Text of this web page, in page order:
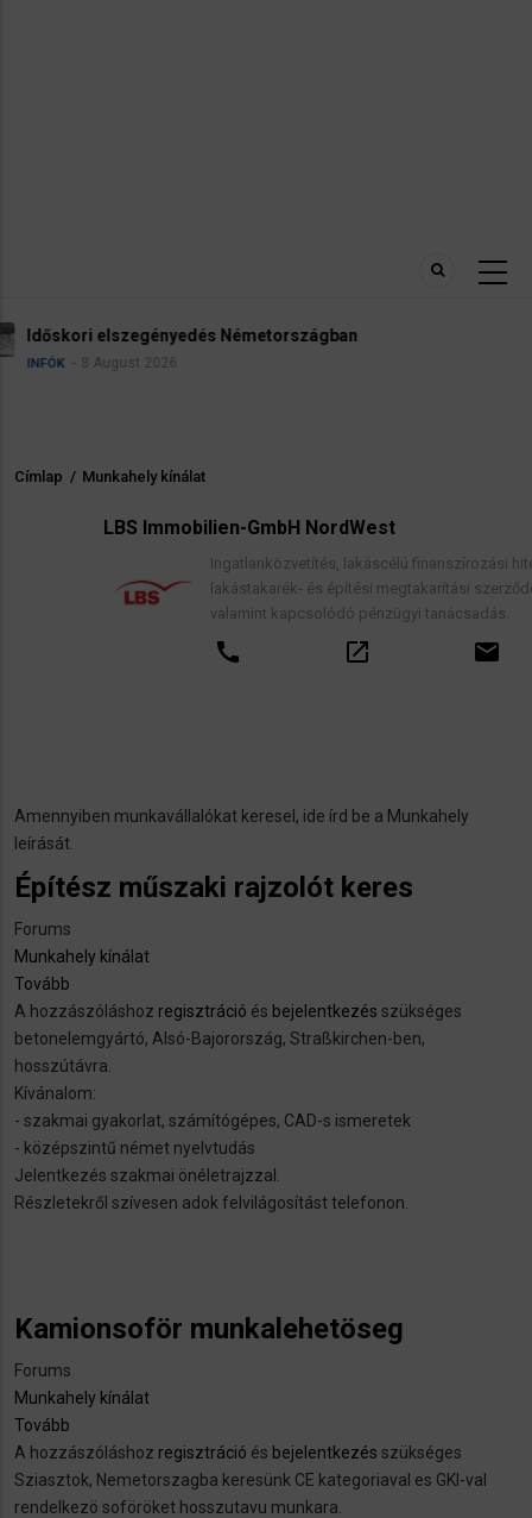
Robbanóanyaggal felszerelt drónt találtak a
reptéren
Morzsa
Címlap / Munkahely kínálat
LBS Immobilien-GmbH NordWest
Ingatlanközvetítés, lakáscélú finanszírozási hitelek,
lakástakarék- és építési megtakarítási szerződések,
valamint kapcsolódó pénzügyi tanácsadás.
Amennyiben munkavállalókat keresel, ide írd be a Munkahely
leírását.
Építész műszaki rajzolót keres
Forums
Munkahely kínálat
Tovább
műszaki
rajzolót
keres)
A hozzászóláshoz regisztráció és bejelentkezés szükséges
​betonelemgyártó, Alsó-Bajorország, Straßkirchen-ben,
hosszútávra.
Kívánalom:
- szakmai gyakorlat, számítógépes, CAD-s ismeretek
- középszintű német nyelvtudás
Jelentkezés szakmai önéletrajzzal.
Részletekről szívesen adok felvilágosítást telefonon.
Kamionsoför munkalehetöseg
Forums
Munkahely kínálat
Tovább
munkalehetöseg)
A hozzászóláshoz regisztráció és bejelentkezés szükséges
Sziasztok, Nemetorszagba keresünk CE kategoriaval es GKI-val
rendelkezö soföröket hosszutavu munkara.